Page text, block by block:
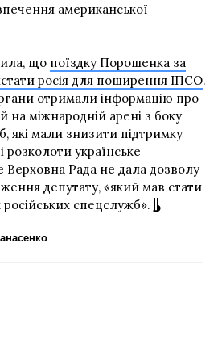
американської
що поїздку Порошенка за
росія для поширення ІПСО.
отримали інформацію про
на міжнародній арені з боку
які мали знизити підтримку
розколоти українське
Верховна Рада не дала дозволу
депутату, «який мав стати
спецслужб».